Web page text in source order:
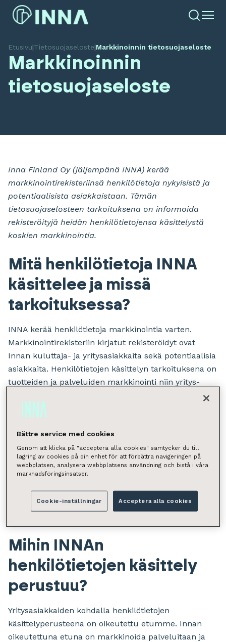
Etusivu|Tietosuojaseloste|Markkinoinnin tietosuojaseloste
Markkinoinnin
tietosuojaseloste
Inna Finland Oy (jäljempänä INNA) kerää
markkinointirekisteriinsä henkilötietoja nykyisistä ja
potentiaalisista asiakkaistaan. Tämän
tietosuojaselosteen tarkoituksena on informoida
rekisteröityjä heidän henkilötietojensa käsittelystä
koskien markkinointia.
Mitä henkilötietoja INNA
käsittelee ja missä
tarkoituksessa?
INNA kerää henkilötietoja markkinointia varten.
Markkinointirekisteriin kirjatut rekisteröidyt ovat
Innan kuluttaja- ja yritysasiakkaita sekä potentiaalisia
asiakkaita. Henkilötietojen käsittelyn tarkoituksena on
tuotteiden ja palveluiden markkinointi niin yritys-
markkinointiviestejä, tiedotteita ja uutiskirjeitä.
Yritysasiakkaiden kohdalla henkilötiedot sisältävät
pääasiassa yhteystietoja (yhteyshenkilön tai edustajan
nimi, asema yrityksessä, sähköpostiosoite ja
puhelinnumero).
Kuluttaja-asiakkaiden kohdalla keräämme niin ikään
rekisteröidyn yhteystiedot (nimi, sähköposti ja
Mihin INNAn
henkilötietojen käsittely
perustuu?
Yritysasiakkaiden kohdalla henkilötietojen
käsittelyperusteena on oikeutettu etumme. Innan
oikeutettuna etuna on markkinoida palveluitaan ja
Bättre service med cookies
Genom att klicka på "acceptera alla cookies" samtycker du till
lagring av cookies på din enhet för att förbättra navigeringen på
webbplatsen, analysera webbplatsens användning och bistå i våra
marknadsföringsinsatser.
Cookie-inställningar Acceptera alla cookies